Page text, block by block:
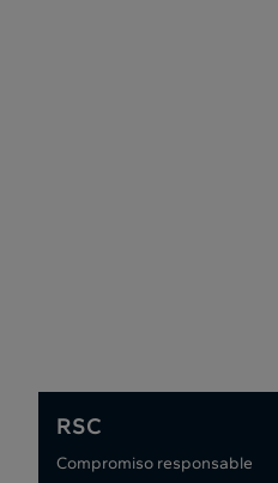
RSC
Compromiso responsable